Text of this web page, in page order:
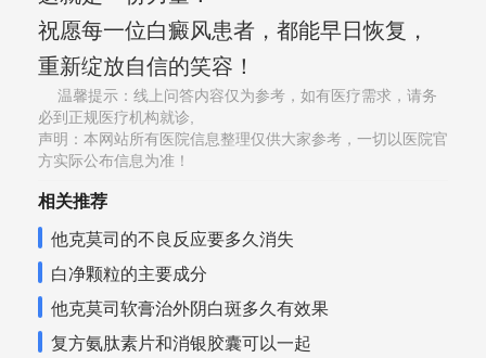
祝愿每一位白癜风患者，都能早日恢复，
重新绽放自信的笑容！
温馨提示：线上问答内容仅为参考，如有医疗需求，请务
必到正规医疗机构就诊,
声明：本网站所有医院信息整理仅供大家参考，一切以医院官
方实际公布信息为准！
相关推荐
他克莫司的不良反应要多久消失
白净颗粒的主要成分
他克莫司软膏治外阴白斑多久有效果
复方氨肽素片和消银胶囊可以一起